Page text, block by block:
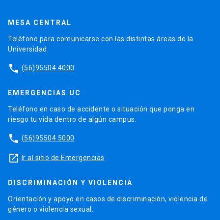
MESA CENTRAL
Teléfono para comunicarse con las distintas áreas de la
Universidad.
phone (56)95504 4000
EMERGENCIAS UC
Teléfono en caso de accidente o situación que ponga en
riesgo tu vida dentro de algún campus.
phone (56)95504 5000
launch Ir al sitio de Emergencias
DISCRIMINACIÓN Y VIOLENCIA
Orientación y apoyo en casos de discriminación, violencia de
género o violencia sexual.